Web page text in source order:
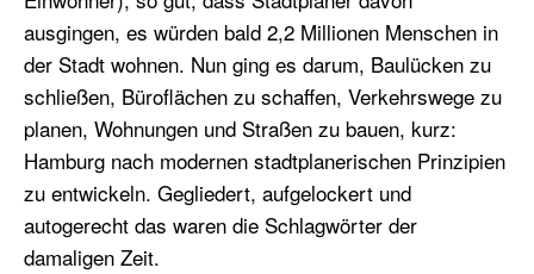
ausgingen, es würden bald 2,2 Millionen Menschen in
der Stadt wohnen. Nun ging es darum, Baulücken zu
schließen, Büroflächen zu schaffen, Verkehrswege zu
planen, Wohnungen und Straßen zu bauen, kurz:
Hamburg nach modernen stadtplanerischen Prinzipien
zu entwickeln. Gegliedert, aufgelockert und
autogerecht das waren die Schlagwörter der
damaligen Zeit.